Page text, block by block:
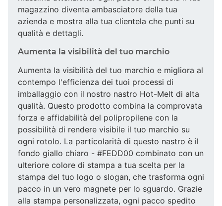
magazzino diventa ambasciatore della tua
azienda e mostra alla tua clientela che punti su
qualità e dettagli.
Aumenta la visibilità del tuo marchio
Aumenta la visibilità del tuo marchio e migliora al
contempo l'efficienza dei tuoi processi di
imballaggio con il nostro nastro Hot-Melt di alta
qualità. Questo prodotto combina la comprovata
forza e affidabilità del polipropilene con la
possibilità di rendere visibile il tuo marchio su
ogni rotolo. La particolarità di questo nastro è il
fondo giallo chiaro - #FEDD00 combinato con un
ulteriore colore di stampa a tua scelta per la
stampa del tuo logo o slogan, che trasforma ogni
pacco in un vero magnete per lo sguardo. Grazie
alla stampa personalizzata, ogni pacco spedito